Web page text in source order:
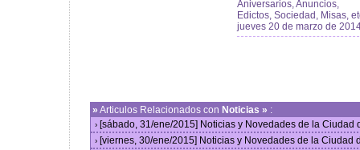
Aniversarios, Anuncios,
Edictos, Sociedad, Misas,
jueves 20 de marzo de
» Articulos Relacionados con Noticias » :
› [sábado, 31/ene/2015] Noticias y Novedades de la Ciudad
› [viernes, 30/ene/2015] Noticias y Novedades de la Ciudad